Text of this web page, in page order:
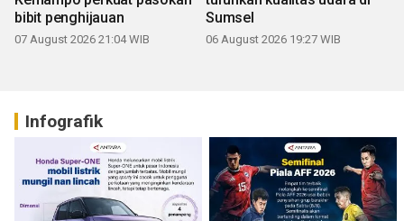
bibit penghijauan
07 August 2026 21:04 WIB
Sumsel
06 August 2026 19:27 WIB
Infografik